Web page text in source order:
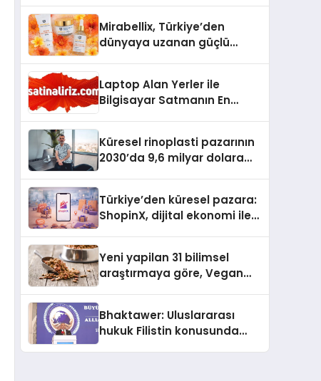
Mirabellix, Türkiye’den
dünyaya uzanan güçlü
Laptop Alan Yerler ile
Bilgisayar Satmanın En
Küresel rinoplasti pazarının
2030’da 9,6 milyar dolara
Türkiye’den küresel pazara:
ShopinX, dijital ekonomi ile
Yeni yapilan 31 bilimsel
araştırmaya göre, Vegan
Sindirildiğini Ortaya Koydu
Bhaktawer: Uluslararası
hukuk Filistin konusunda